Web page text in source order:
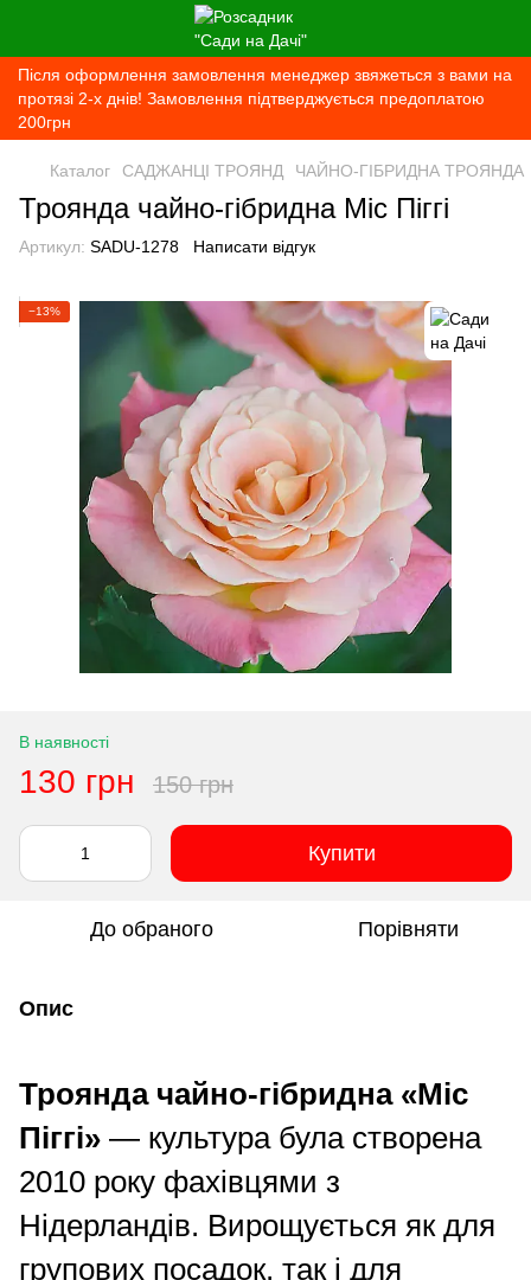
Після оформлення замовлення менеджер звяжеться з вами на
протязі 2-х днів! Замовлення підтверджується предоплатою
200грн
Каталог САДЖАНЦІ ТРОЯНД ЧАЙНО-ГІБРИДНА ТРОЯНДА
Троянда чайно-гібридна Міс Піггі
Артикул: SADU-1278 Написати відгук
−13%
В наявності
130 грн 150 грн
Купити
До обраного Порівняти
Опис
Троянда чайно-гібридна «Міс
Піггі» — культура була створена
2010 року фахівцями з
Нідерландів. Вирощується як для
групових посадок, так і для